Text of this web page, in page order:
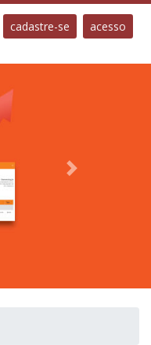
cadastre-se acesso
Próximo